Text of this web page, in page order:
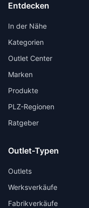
Entdecken
In der Nähe
Kategorien
Outlet Center
Marken
Produkte
PLZ-Regionen
Ratgeber
Outlet-Typen
Outlets
Werksverkäufe
Fabrikverkäufe